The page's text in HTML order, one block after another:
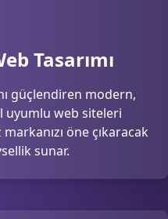
Tasarımı
güçlendiren modern,
uyumlu web siteleri
öne çıkaracak
sunar.